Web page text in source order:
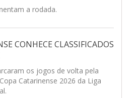
a rodada.
CONHECE CLASSIFICADOS
os jogos de volta pela
Catarinense 2026 da Liga